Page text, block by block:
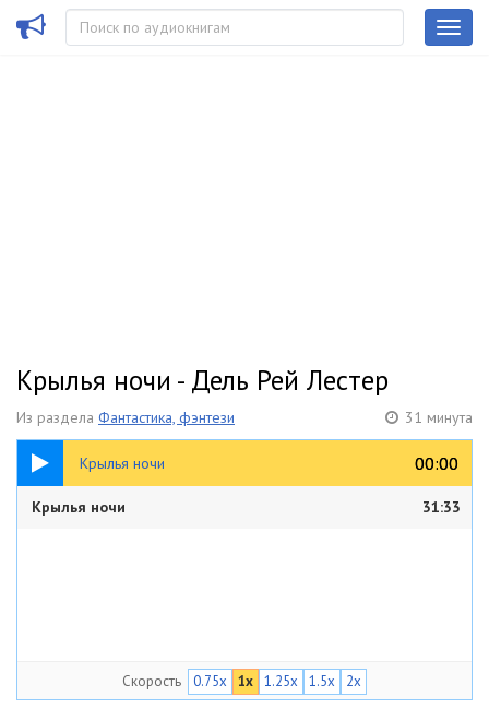
Крылья ночи - Дель Рей Лестер
Из раздела Фантастика, фэнтези 31 минута
Крылья ночи 00:00
00:00
31:33
Крылья ночи 31:33
Скорость 0.75x 1x 1.25x 1.5x 2x